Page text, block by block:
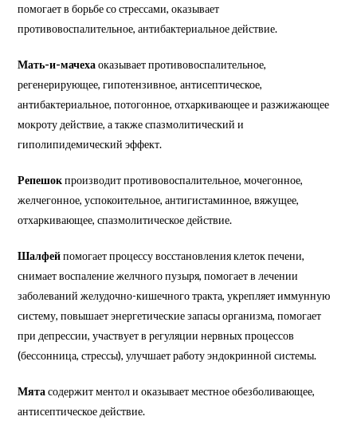
помогает в борьбе со стрессами, оказывает
противовоспалительное, антибактериальное действие.
Мать-и-мачехаоказывает противовоспалительное,
регенерирующее, гипотензивное, антисептическое,
антибактериальное, потогонное, отхаркивающее и разжижающее
мокроту действие, а также спазмолитический и
гиполипидемический эффект.
Репешокпроизводит противовоспалительное, мочегонное,
желчегонное, успокоительное, антигистаминное, вяжущее,
отхаркивающее, спазмолитическое действие.
Шалфейпомогает процессу восстановления клеток печени,
снимает воспаление желчного пузыря, помогает в лечении
заболеваний желудочно-кишечного тракта, укрепляет иммунную
систему, повышает энергетические запасы организма, помогает
при депрессии, участвует в регуляции нервных процессов
(бессонница, стрессы), улучшает работу эндокринной системы.
Мятасодержит ментол и оказывает местное обезболивающее,
антисептическое действие.